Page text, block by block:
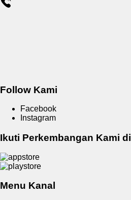
Follow Kami
Facebook
Instagram
Ikuti Perkembangan Kami di
Menu Kanal